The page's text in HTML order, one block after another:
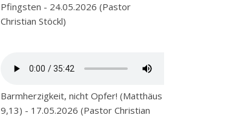
Pfingsten - 24.05.2026 (Pastor
Christian Stöckl)
Barmherzigkeit, nicht Opfer! (Matthäus
9,13) - 17.05.2026 (Pastor Christian